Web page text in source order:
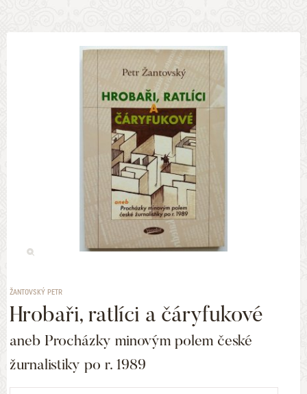
ŽANTOVSKÝ PETR
Hrobaři, ratlíci a čáryfukové
aneb Procházky minovým polem české
žurnalistiky po r. 1989